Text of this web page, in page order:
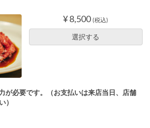
¥ 8,500 (税込)
選択する
が必要です。（お支払いは来店当日、店舗
）